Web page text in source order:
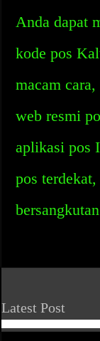
Anda dapat
kode pos
macam
web resmi
aplikasi pos
pos
Latest Post